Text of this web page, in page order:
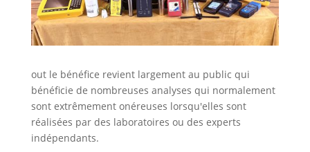
out le bénéfice revient largement au public qui
bénéficie de nombreuses analyses qui normalement
sont extrêmement onéreuses lorsqu'elles sont
réalisées par des laboratoires ou des experts
indépendants.